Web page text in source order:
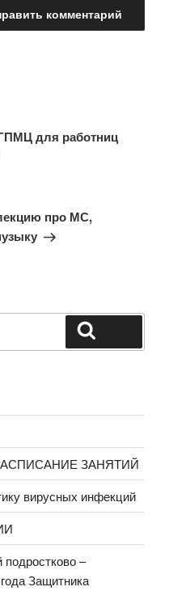
для работниц
про МС,
ЗАНЯТИЙ
вирусных инфекций
–
Защитника